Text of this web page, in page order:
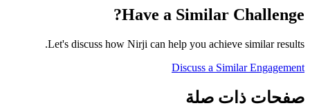
Have a Similar Challenge?
Let's discuss how Nirji can help you achieve similar results.
Discuss a Similar Engagement
صفحات ذات صلة